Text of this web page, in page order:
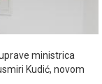
ministrica
Kudić, novom